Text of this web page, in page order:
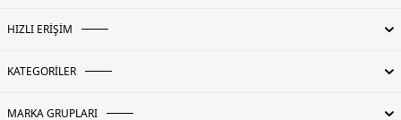
HIZLI ERİŞİM
KATEGORİLER
MARKA GRUPLARI